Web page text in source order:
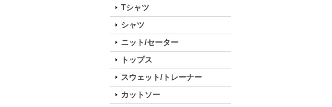
Tシャツ
シャツ
ニット/セーター
トップス
スウェット/トレーナー
カットソー